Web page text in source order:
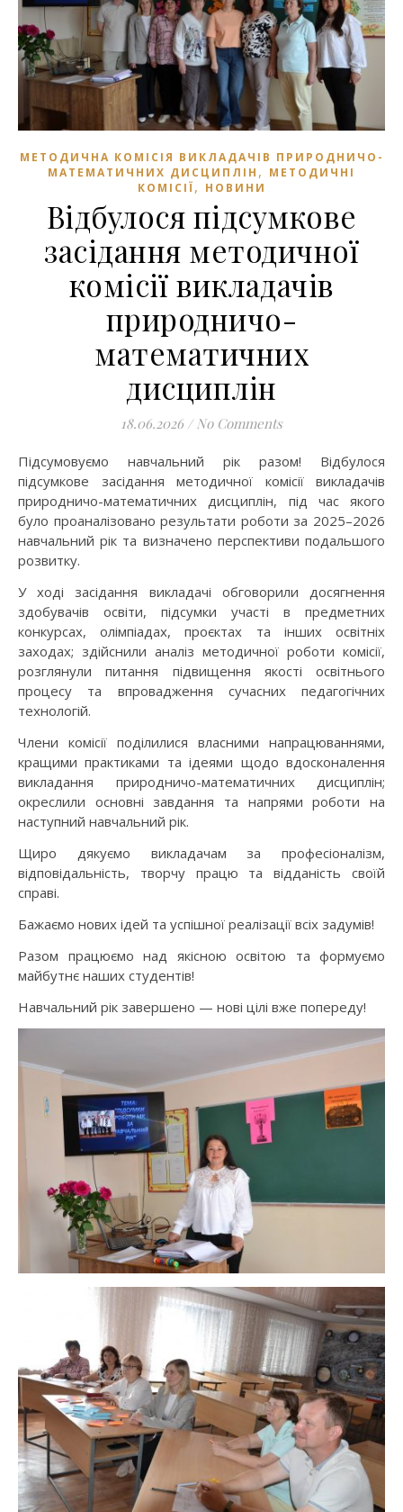
МЕТОДИЧНА КОМІСІЯ ВИКЛАДАЧІВ ПРИРОДНИЧО-
МАТЕМАТИЧНИХ ДИСЦИПЛІН , МЕТОДИЧНІ
КОМІСІЇ, НОВИНИ
Відбулося підсумкове
засідання методичної
комісії викладачів
природничо-
математичних
дисциплін
18.06.2026 / No Comments
Підсумовуємо навчальний рік разом! Відбулося
підсумкове засідання методичної комісії викладачів
природничо-математичних дисциплін, під час якого
було проаналізовано результати роботи за 2025–2026
навчальний рік та визначено перспективи подальшого
розвитку.
У ході засідання викладачі обговорили досягнення
здобувачів освіти, підсумки участі в предметних
конкурсах, олімпіадах, проєктах та інших освітніх
заходах; здійснили аналіз методичної роботи комісії,
розглянули питання підвищення якості освітнього
процесу та впровадження сучасних педагогічних
технологій.
Члени комісії поділилися власними напрацюваннями,
кращими практиками та ідеями щодо вдосконалення
викладання природничо-математичних дисциплін;
окреслили основні завдання та напрями роботи на
наступний навчальний рік.
Щиро дякуємо викладачам за професіоналізм,
відповідальність, творчу працю та відданість своїй
справі.
Бажаємо нових ідей та успішної реалізації всіх задумів!
Разом працюємо над якісною освітою та формуємо
майбутнє наших студентів!
Навчальний рік завершено — нові цілі вже попереду!